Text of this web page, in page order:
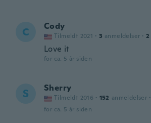
C Cody
Tilmeldt 2021 · 3 anmeldelser · 2
Love it
for ca. 5 år siden
S Sherry
Tilmeldt 2016 · 152 anmeldelser ·
for ca. 5 år siden